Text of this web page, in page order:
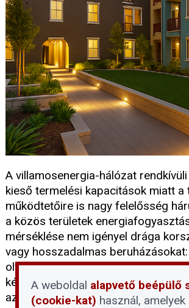
A villamosenergia-hálózat
kieső termelési kapacitások miatt a
működtetőire is nagy felelősség
a közös területek
mérséklése nem igényel drága
vagy hosszadalmas
olyan azonnali intézkedés létezik,
képviselő már a mai napon
az épület áramfelvételét.
A weboldal alapvető beépülő
(cookie-kat) használ, amelyek